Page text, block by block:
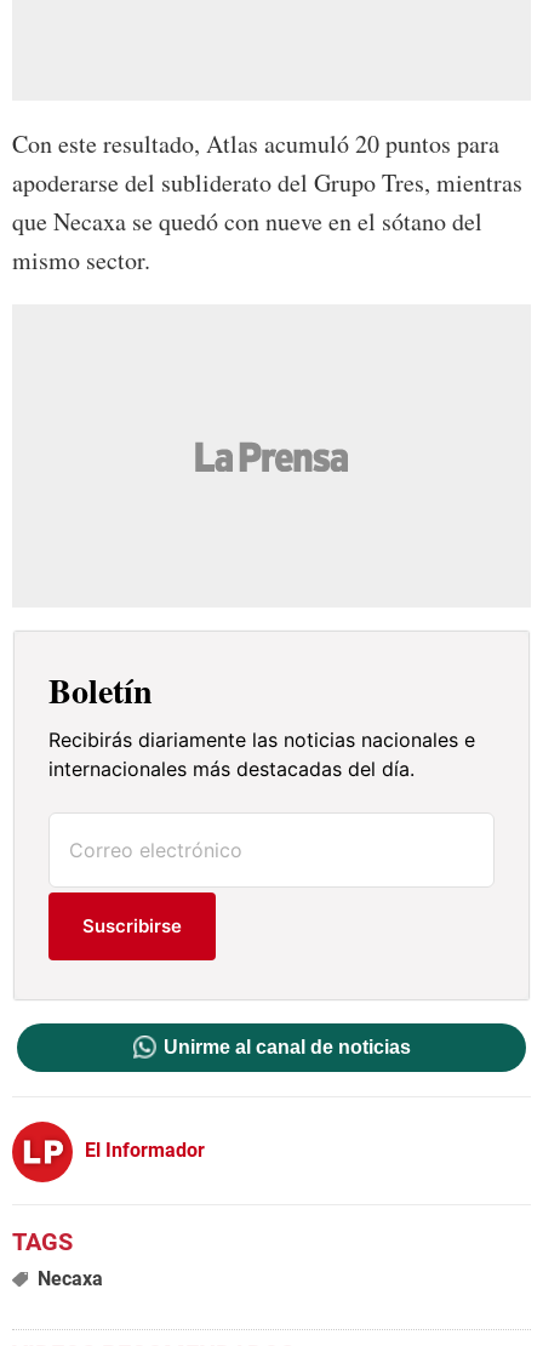
Con este resultado, Atlas acumuló 20 puntos para
apoderarse del subliderato del Grupo Tres, mientras
que Necaxa se quedó con nueve en el sótano del
mismo sector.
Boletín
Recibirás diariamente las noticias nacionales e
internacionales más destacadas del día.
Suscribirse
Unirme al canal de noticias
El Informador
Necaxa